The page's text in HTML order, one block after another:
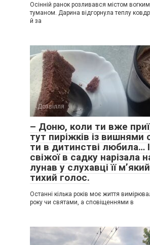
Осінній ранок розливався містом
туманом. Дарина відгорнула теплу
й за
Дозвілля
– Доню, коли ти вже
тут пиріжків із вишнями
ти в дитинстві любила…
свіжої в садку нарізала
лунав у слухавці її
тихий голос.
Останні кілька років моє життя
року чи святами, а сповіщеннями в